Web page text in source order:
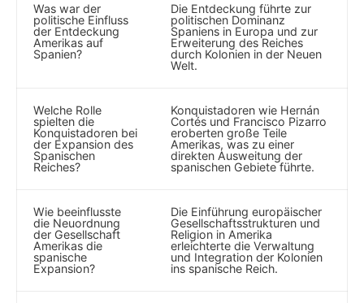
Was war der
politische Einfluss
der Entdeckung⁣
Amerikas auf
Spanien?
Die ‍Entdeckung führte zur
⁤politischen ⁢Dominanz
Spaniens in Europa und zur
Erweiterung des Reiches
durch Kolonien in der Neuen
Welt.
Welche‌ Rolle
spielten die
Konquistadoren bei
der Expansion des
Spanischen
Reiches?
Konquistadoren wie Hernán
⁤Cortés ⁢und Francisco Pizarro
eroberten große Teile⁢
Amerikas, was zu einer
direkten Ausweitung der
spanischen ⁢Gebiete⁣ führte.
Wie beeinflusste
die Neuordnung ​
der Gesellschaft
Amerikas die
spanische
Expansion?
Die Einführung europäischer​
Gesellschaftsstrukturen und
Religion ‌in Amerika
erleichterte die Verwaltung
und Integration der Kolonien
ins spanische Reich.